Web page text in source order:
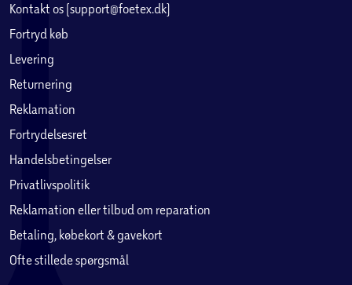
Kontakt os (support@foetex.dk)
Fortryd køb
Levering
Returnering
Reklamation
Fortrydelsesret
Handelsbetingelser
Privatlivspolitik
Reklamation eller tilbud om reparation
Betaling, købekort & gavekort
Ofte stillede spørgsmål